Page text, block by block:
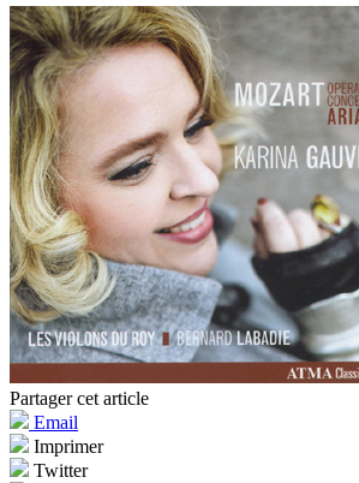
Partager cet article
Email
Imprimer
Twitter